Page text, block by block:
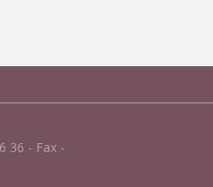
36 - Fax -